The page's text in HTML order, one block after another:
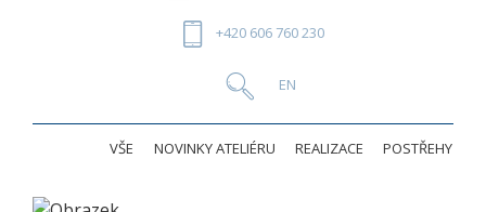
+420 606 760 230
VŠE NOVINKY ATELIÉRU REALIZACE POSTŘEHY